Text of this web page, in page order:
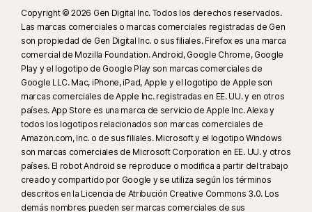
Copyright © 2026 Gen Digital Inc. Todos los derechos reservados.
Las marcas comerciales o marcas comerciales registradas de Gen
son propiedad de Gen Digital Inc. o sus filiales. Firefox es una marca
comercial de Mozilla Foundation. Android, Google Chrome, Google
Play y el logotipo de Google Play son marcas comerciales de
Google LLC. Mac, iPhone, iPad, Apple y el logotipo de Apple son
marcas comerciales de Apple Inc. registradas en EE. UU. y en otros
países. App Store es una marca de servicio de Apple Inc. Alexa y
todos los logotipos relacionados son marcas comerciales de
Amazon.com, Inc. o de sus filiales. Microsoft y el logotipo Windows
son marcas comerciales de Microsoft Corporation en EE. UU. y otros
países. El robot Android se reproduce o modifica a partir del trabajo
creado y compartido por Google y se utiliza según los términos
descritos en la Licencia de Atribución Creative Commons 3.0. Los
demás nombres pueden ser marcas comerciales de sus